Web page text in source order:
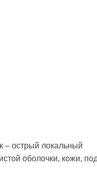
– острый локальный
оболочки, кожи,